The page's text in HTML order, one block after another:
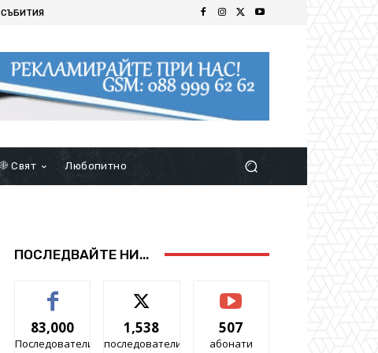
СЪБИТИЯ
Свят Любопитно
ПОСЛЕДВАЙТЕ НИ...
83,000
Последователи
1,538
последователи
507
абонати